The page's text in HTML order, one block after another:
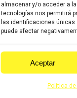
almacenar y/o acceder a
tecnologías nos permitirá
las identificaciones
puede afectar
Aceptar
Política de